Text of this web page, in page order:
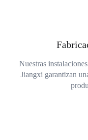
Nuestras
Jiangxi garantizan